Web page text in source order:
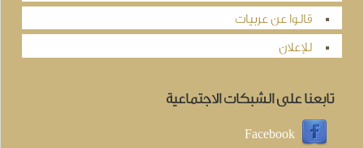
قالوا عن عربيات
للإعلان
تابعنا على الشبكات الاجتماعية
Facebook